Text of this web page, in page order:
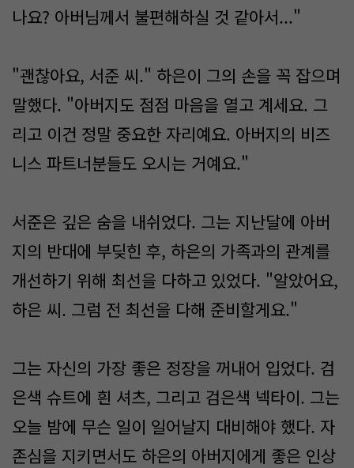
나요? 아버님께서 불편해하실 것 같아서..."
"괜찮아요, 서준 씨." 하은이 그의 손을 꼭 잡으며
말했다. "아버지도 점점 마음을 열고 계세요. 그
리고 이건 정말 중요한 자리예요. 아버지의 비즈
니스 파트너분들도 오시는 거예요."
서준은 깊은 숨을 내쉬었다. 그는 지난달에 아버
지의 반대에 부딪힌 후, 하은의 가족과의 관계를
개선하기 위해 최선을 다하고 있었다. "알았어요,
하은 씨. 그럼 전 최선을 다해 준비할게요."
그는 자신의 가장 좋은 정장을 꺼내어 입었다. 검
은색 슈트에 흰 셔츠, 그리고 검은색 넥타이. 그는
오늘 밤에 무슨 일이 일어날지 대비해야 했다. 자
존심을 지키면서도 하은의 아버지에게 좋은 인상